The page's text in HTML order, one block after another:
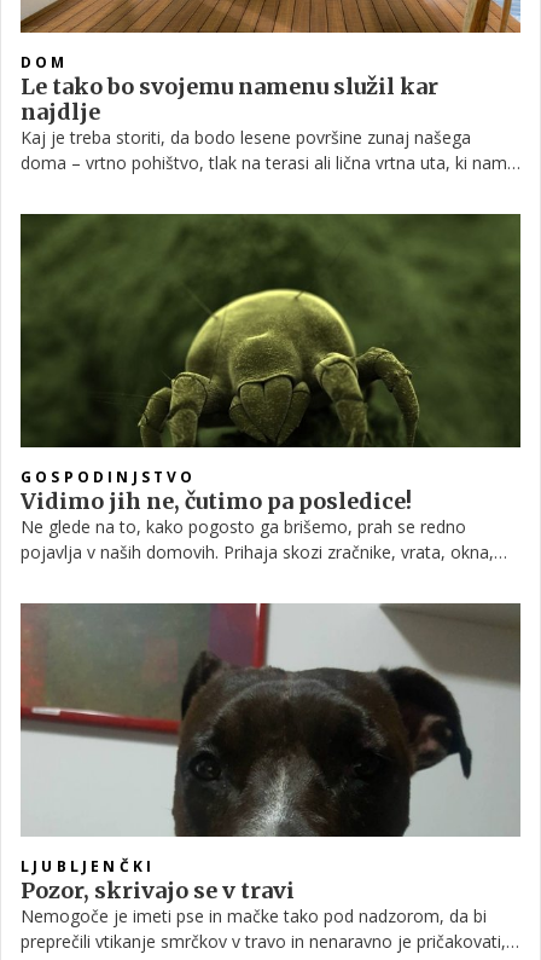
DOM
Le tako bo svojemu namenu služil kar
najdlje
Kaj je treba storiti, da bodo lesene površine zunaj našega
doma – vrtno pohištvo, tlak na terasi ali lična vrtna uta, ki nam
GOSPODINJSTVO
Vidimo jih ne, čutimo pa posledice!
Ne glede na to, kako pogosto ga brišemo, prah se redno
pojavlja v naših domovih. Prihaja skozi zračnike, vrata, okna,
nimajo zanemarljive vloge. Prava nadloga pa ni le prah, temveč
drobne pršice, ki v njem živijo.
LJUBLJENČKI
Pozor, skrivajo se v travi
Nemogoče je imeti pse in mačke tako pod nadzorom, da bi
preprečili vtikanje smrčkov v travo in nenaravno je pričakovati,